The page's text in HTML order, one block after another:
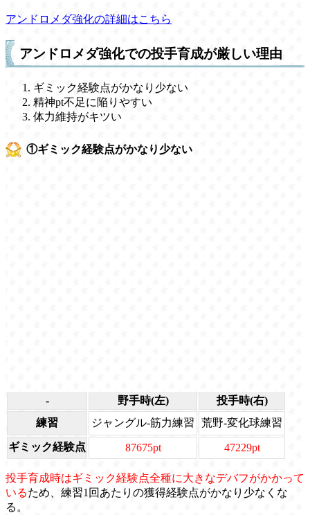
アンドロメダ強化の詳細はこちら
アンドロメダ強化での投手育成が厳しい理由
ギミック経験点がかなり少ない
精神pt不足に陥りやすい
体力維持がキツい
①ギミック経験点がかなり少ない
- 野手時(左)
投手時(右)
練習
ジャングル-筋力練習 荒野-変化球練習
ギミック経験点 87675pt 47229pt
投手育成時はギミック経験点全種に大きなデバフがかかって
いるため、練習1回あたりの獲得経験点がかなり少なくな
る。